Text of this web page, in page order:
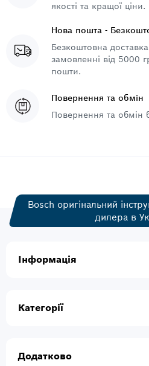
якості та кращої ціни.
Нова пошта -
Безкоштовна
замовленні від 5000
пошти.
Повернення та обмін
Повернення та обмін
Bosch оригінальний
дилера в
Інформація
Категорії
Додатково